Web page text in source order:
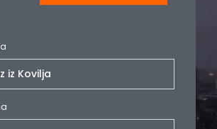
iz Kovilja